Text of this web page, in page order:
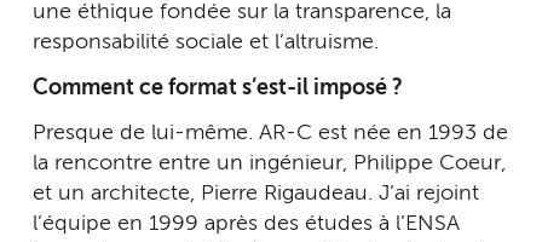
une éthique fondée sur la transparence, la
responsabilité sociale et l’altruisme.
Comment ce format s’est-il imposé ?
Presque de lui-même. AR-C est née en 1993 de
la rencontre entre un ingénieur, Philippe Coeur,
et un architecte, Pierre Rigaudeau. J’ai rejoint
l’équipe en 1999 après des études à l’ENSA